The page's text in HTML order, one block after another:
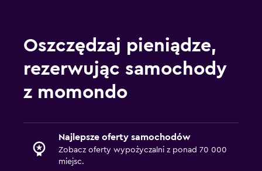
Oszczędzaj pieniądze,
rezerwując samochody
z momondo
Najlepsze oferty samochodów
Zobacz oferty wypożyczalni z ponad 70 000
miejsc.